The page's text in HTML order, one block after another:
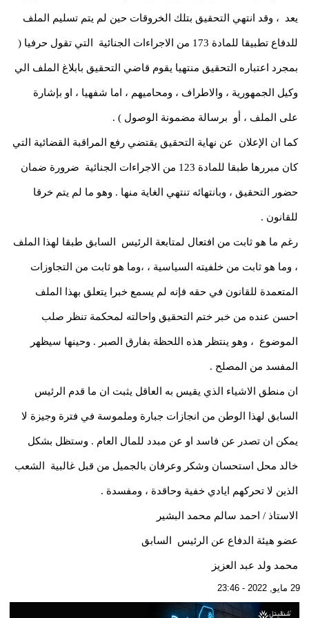
يعد ، وقد انتهي التحقيق بتلك الخروقات حين لم يتم تسليم الملف
للدفاع تطبيقا للمادة 173 من الاجراءات الجنائية التي تقول حرفيا (
بمجرد اعتباره التحقيق منتهيا يقوم قاضي التحقيق بابلاغ الملف الي
وكيل الجمهورية ، والاطراف ، ومحاميهم ، اما شفهيا ، او بإشارة
على الملف ، أو برسالة مضمونة الوصول ) .
كما ان الإعلان عن نهاية التحقيق يقتضي رفع المراقبة القضائية التي
كان مبررها طبقا للمادة 123 من الاجراءات الجنائية ضرورة ضمان
حضور التحقيق ، وبانتهائه تنتهي الغاية منها . وهو ما لم يتم خرقا
للقانون .
رغم ما هو ثابت من افتعال لمتابعة الرئيس السابق طبقا لهذا الملف
، وما هو ثابت من خلفيته السياسية ، ،وما هو ثابت من التجاوزات
المتعمدة للقانون في حقه فإنه لم يسمع خبرا يتعلق بهذا الملف
احسن عنده من خبر ختم التحقيق واحالته لمحكمة تنظر صلب
الموضوع ، وهو ينتظر هذه اللحظة بفارق الصبر . وحينها سيظهر
المفسد من المصلح .
ان منطق الاشياء الذي يقيس به العاقل يثبت ان ما قدم الرئيس
السابق لهذا الوطن من انجازات جبارة وملموسة في فترة وجيزة لا
يمكن ان تصدر عن فاسد او عن مبدد للمال العام . وستظل بشكل
خالد محل استحسان وشكر وعرفان بالجميل من قبل غالبية الشعب
الذين لا تحركهم ايادي خفية وحاقدة ، ومفسدة .
الاستاذ / احمد سالم محمد البشير
عضو هيئة الدفاع عن الرئيس السابق
محمد ولد عبد العزيز
29 مايو, 2022 - 23:46